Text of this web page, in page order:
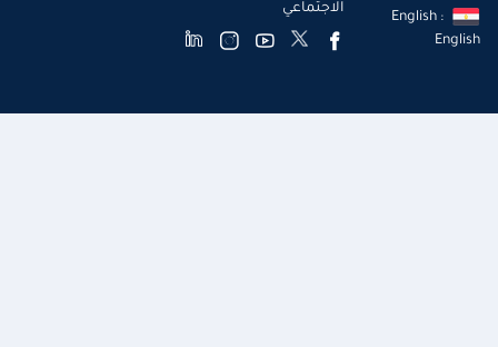
English :
English
الاجتماعي